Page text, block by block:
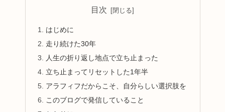
目次
はじめに
走り続けた30年
人生の折り返し地点で立ち止まった
立ち止まってリセットした1年半
アラフィフだからこそ、自分らしい選択肢を
このブログで発信していること